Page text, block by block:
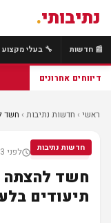
נתיבותי.
📰 חדשות 🔧 בעלי מקצוע
דיווחים אחרונים
ראשי › חדשות נתיבות › חשד
חדשות נתיבות
חדשות נתיבות לפני 3 חודשים
חשד להצתה
תיעודים